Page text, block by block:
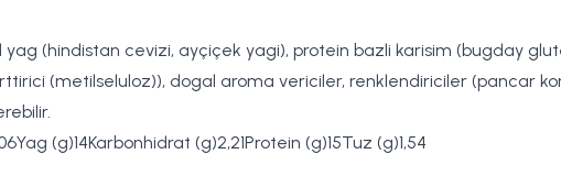
yag (hindistan cevizi, ayçiçek yagi), protein bazli karisim (bugday
(metilseluloz)), dogal aroma vericiler, renklendiriciler (pancar
(g)14Karbonhidrat (g)2,21Protein (g)15Tuz (g)1,54